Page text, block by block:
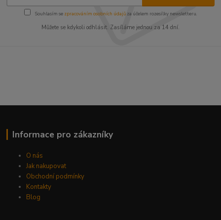
Souhlasím se zpracováním osobních údajůza účelem rozesílky newsletteru.
Můžete se kdykoli odhlásit. Zasíláme jednou za 14 dní.
Informace pro zákazníky
O nás
Jak nakupovat
Obchodní podmínky
Kontakty
Blog